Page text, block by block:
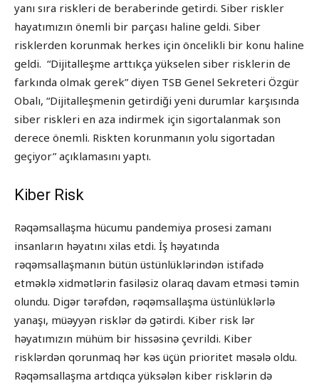
yanı sıra riskleri de beraberinde getirdi. Siber riskler
hayatımızın önemli bir parçası haline geldi. Siber
risklerden korunmak herkes için öncelikli bir konu haline
geldi. “Dijitalleşme arttıkça yükselen siber risklerin de
farkında olmak gerek” diyen TSB Genel Sekreteri Özgür
Obalı, “Dijitalleşmenin getirdiği yeni durumlar karşısında
siber riskleri en aza indirmek için sigortalanmak son
derece önemli. Riskten korunmanın yolu sigortadan
geçiyor” açıklamasını yaptı.
Kiber Risk
Rəqəmsallaşma hücumu pandemiya prosesi zamanı
insanların həyatını xilas etdi. İş həyatında
rəqəmsallaşmanın bütün üstünlüklərindən istifadə
etməklə xidmətlərin fasiləsiz olaraq davam etməsi təmin
olundu. Digər tərəfdən, rəqəmsallaşma üstünlüklərlə
yanaşı, müəyyən risklər də gətirdi. Kiber risk lər
həyatımızın mühüm bir hissəsinə çevrildi. Kiber
risklərdən qorunmaq hər kəs üçün prioritet məsələ oldu.
Rəqəmsallaşma artdıqca yüksələn kiber risklərin də